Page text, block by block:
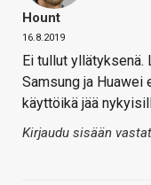
Hount
16.8.2019
Ei tullut yllätyksenä.
Samsung ja Huawei
käyttöikä jää
Kirjaudu sisään